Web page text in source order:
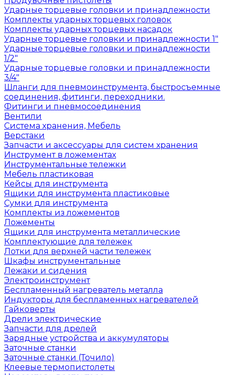
Ударные торцевые головки и принадлежности
Комплекты ударных торцевых головок
Комплекты ударных торцевых насадок
Ударные торцевые головки и принадлежности 1"
Ударные торцевые головки и принадлежности
1/2"
Ударные торцевые головки и принадлежности
3/4"
Шланги для пневмоинструмента, быстросъемные
соединения, фитинги, переходники.
Фитинги и пневмосоединения
Вентили
Система хранения, Мебель
Верстаки
Запчасти и аксессуары для систем хранения
Инструмент в ложементах
Инструментальные тележки
Мебель пластиковая
Кейсы для инструмента
Ящики для инструмента пластиковые
Сумки для инструмента
Комплекты из ложементов
Ложементы
Ящики для инструмента металлические
Комплектующие для тележек
Лотки для верхней части тележек
Шкафы инструментальные
Лежаки и сидения
Электроинструмент
Беспламенный нагреватель металла
Индукторы для беспламенных нагревателей
Гайковерты
Дрели электрические
Запчасти для дрелей
Зарядные устройства и аккумуляторы
Заточные станки
Заточные станки (Точило)
Клеевые термопистолеты